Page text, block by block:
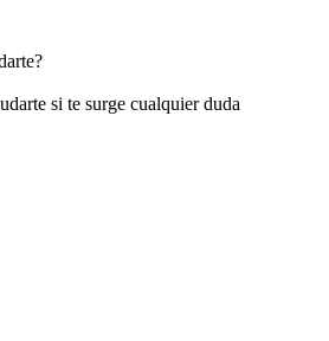
si te surge cualquier duda